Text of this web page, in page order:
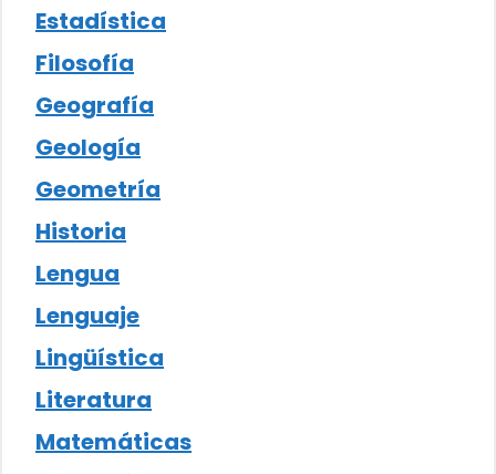
Estadística
Filosofía
Geografía
Geología
Geometría
Historia
Lengua
Lenguaje
Lingüística
Literatura
Matemáticas